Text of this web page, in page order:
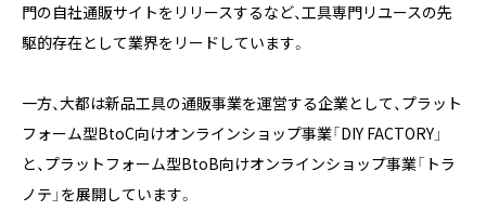
門の自社通販サイトをリリースするなど、工具専門リユースの先
駆的存在として業界をリードしています。
一方、大都は新品工具の通販事業を運営する企業として、プラット
フォーム型BtoC向けオンラインショップ事業「DIY FACTORY」
と、プラットフォーム型BtoB向けオンラインショップ事業「トラ
ノテ」を展開しています。